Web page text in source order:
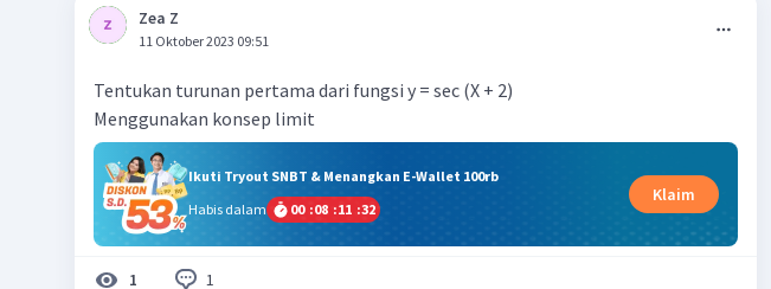
Zea Z
11 Oktober 2023 09:51
Tentukan turunan pertama dari fungsi y = sec (X + 2)
Menggunakan konsep limit
Ikuti Tryout SNBT & Menangkan E-Wallet 100rb
Habis dalam
00 :08 :11 :31
Klaim
1 1